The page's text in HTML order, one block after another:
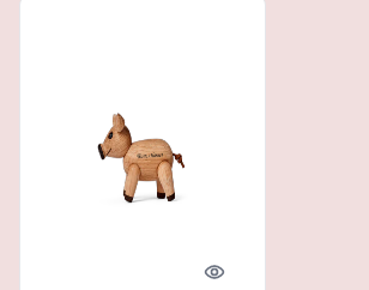
Quick look